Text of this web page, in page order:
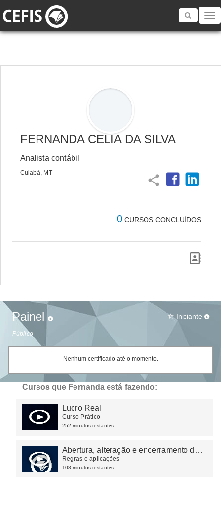
Toggle
FERNANDA CELIA DA SILVA
Analista contábil
Cuiabá, MT
share
0 CURSOS CONCLUÍDOS
Painel
Público
star_border Iniciante
Nenhum certificado até o momento.
Cursos que Fernanda está fazendo:
Lucro Real
Curso Prático
252 minutos restantes
Abertura, alteração e encerramento de
empresas
Regras e aplicações
108 minutos restantes